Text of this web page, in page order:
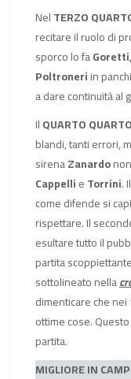
NelTERZO
recitare il ruolo di
sporco lo faGoretti,
Poltroneriin
a dare continuità al
IlQUARTO QUARTO
blandi, tanti errori,
sirenaZanardo
CappellieTorrini.
come difende si
rispettare. Il
esultare tutto il
partita
sottolineato nella
dimenticare che
ottime cose.
partita.
MIGLIORE IN